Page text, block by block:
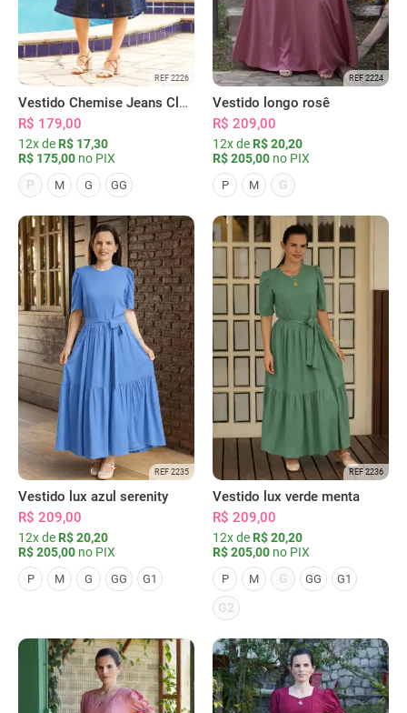
REF 2226
Vestido Chemise Jeans Clássica Serena
R$ 179,00
12x de R$ 17,30
R$ 175,00 no PIX
P
M G GG
REF 2224
Vestido longo rosê
R$ 209,00
12x de R$ 20,20
R$ 205,00 no PIX
P M G
REF 2235
Vestido lux azul serenity
R$ 209,00
12x de R$ 20,20
R$ 205,00 no PIX
P M G GG G1
REF 2236
Vestido lux verde menta
R$ 209,00
12x de R$ 20,20
R$ 205,00 no PIX
P M G GG G1
G2